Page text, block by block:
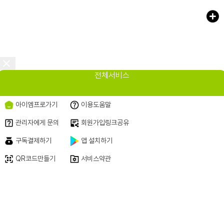
전체서비스
아이엠프로가기 이용도움말
관리자에게 문의 회원가입링크공유
구독결제하기 앱 설치하기
QR코드만들기 서비스약관
원챗 AI-OS
● 운영 비서